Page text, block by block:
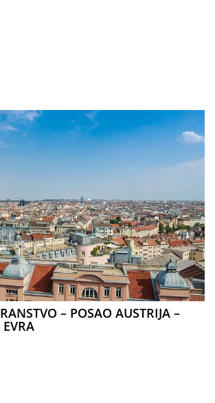
– POSAO AUSTRIJA –